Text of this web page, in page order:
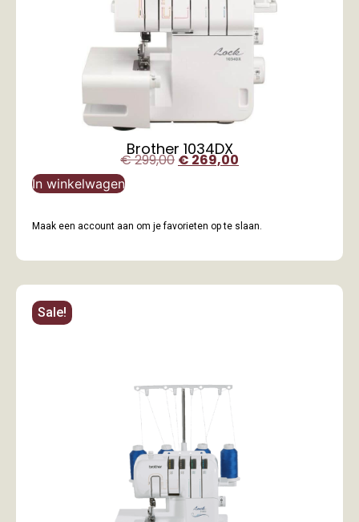
Brother 1034DX
€299,00 €269,00
In winkelwagen
Maak een account aan om je favorieten op te slaan.
Sale!